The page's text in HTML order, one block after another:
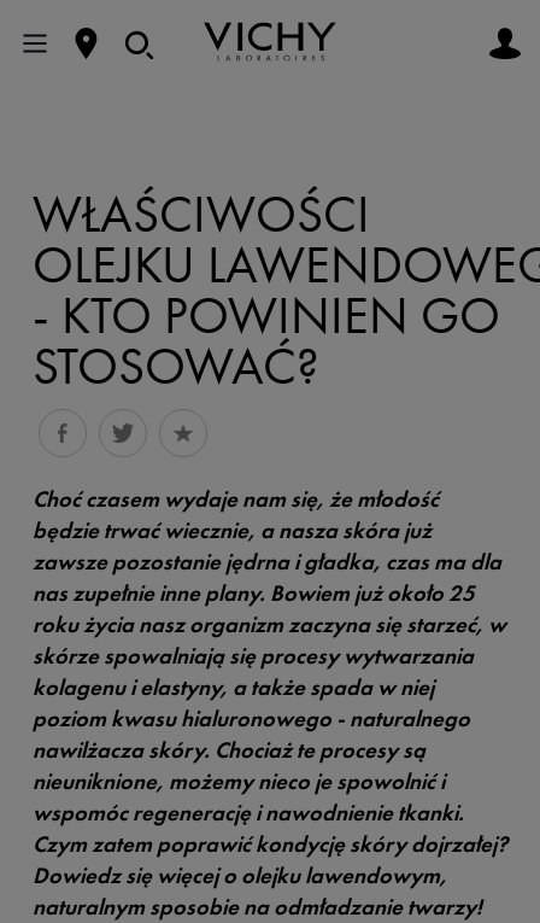
WŁAŚCIWOŚCI
OLEJKU
- KTO POWINIEN GO
STOSOWAĆ?
Choć czasem wydaje nam się, że młodość
będzie trwać wiecznie, a nasza skóra już
zawsze pozostanie jędrna i gładka, czas ma dla
nas zupełnie inne plany. Bowiem już około 25
roku życia nasz organizm zaczyna się starzeć, w
skórze spowalniają się procesy wytwarzania
kolagenu i elastyny, a także spada w niej
poziom kwasu hialuronowego - naturalnego
nawilżacza skóry. Chociaż te procesy są
nieuniknione, możemy nieco je spowolnić i
wspomóc regenerację i nawodnienie tkanki.
Czym zatem poprawić kondycję skóry dojrzałej?
Dowiedz się więcej o olejku lawendowym,
naturalnym sposobie na odmładzanie twarzy!